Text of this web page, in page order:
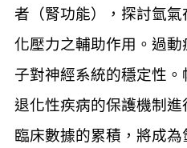
者（腎功能），探討氫
化壓力之輔助作用。過
子對神經系統的穩定性
退化性疾病的保護機制
臨床數據的累積，將成